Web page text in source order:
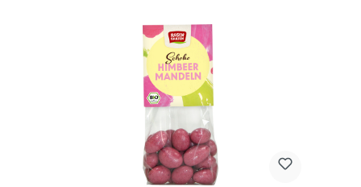
hilft, den Tag voller Energie und Lebensfreude zu
beginnen. Ob mit Joghurt, Milch oder pflanzlicher
Alternative, das Müsli lässt sich vielseitig
kombinieren und ist perfekt für jedes Frühstück
oder als Snack für zwischendurch. Warum
Rosengarten? Rosengarten steht für Qualität und
Tradition. Die Philosophie des Unternehmens basiert
auf der Überzeugung, dass gute Lebensmittel aus
natürlichen Zutaten bestehen sollten. Mit jedem
Löffel des Nuss-Müslis tust Du nicht nur Dir, sondern
auch der Umwelt etwas Gutes. Gönn Dir das
Rosengarten Nuss-Müsli und erlebe, wie köstlich
gesunde Ernährung sein kann. Lass Dich von der
knusprigen Vielfalt begeistern und starte jeden Tag
mit einem Lächeln!